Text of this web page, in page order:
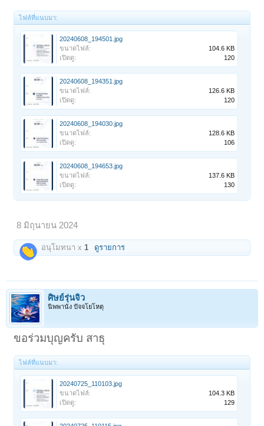
ไฟล์ที่แนบมา:
20240608_194501.jpg
ขนาดไฟล์:
104.6 KB
เปิดดู:
120
20240608_194351.jpg
ขนาดไฟล์:
126.6 KB
เปิดดู:
120
20240608_194030.jpg
ขนาดไฟล์:
128.6 KB
เปิดดู:
106
20240608_194653.jpg
ขนาดไฟล์:
137.6 KB
เปิดดู:
130
8 มิถุนายน 2024
อนุโมทนา x 1 ดูรายการ
ศิษย์รุ่นจิ๋ว
นิพพานัง ปัจจโยโหตุ
ขอร่วมบุญครับ สาธุ
ไฟล์ที่แนบมา:
20240725_110103.jpg
ขนาดไฟล์:
104.3 KB
เปิดดู:
129